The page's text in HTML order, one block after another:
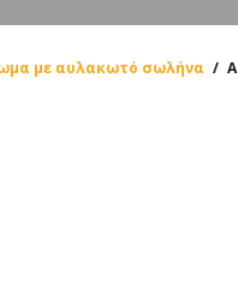
με αυλακωτό σωλήνα /